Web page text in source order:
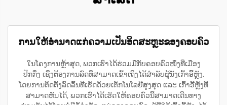
ການໃຫ້ອຳນາດແກ່ຄວາມເປັນອິດສະຫຼະຂອງຄອບຄົວ
ໃນໂຄງການຫຼ້າສຸດ, ພວກເຮົາໄດ້ຮ່ວມມືກັບຄອບຄົວໜຶ່ງທີ່ເມືອງ
ປັກກິ່ງ ເຊິ່ງຕ້ອງການລົດທີ່ສາມາດເຂົ້າເຖິງໄດ້ສຳລັບຜູ້ນັ່ງເກົ້າອີ້ຫຼັງ.
ໂດຍການຕິດຕັ້ງລົດລົ້ນທີ່ເຮັດດ້ວຍເຕັກໂນໂລຢີສູງສຸດ ແລະ ເກົ້າອີ້ຫຼັງທີ່
ສາມາດຫັນໄດ້, ພວກເຮົາໄດ້ເຮັດໃຫ້ຄອບຄົວນີ້ສາມາດເດີນທາງ